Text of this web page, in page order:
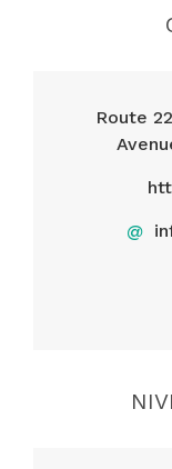
Route
@